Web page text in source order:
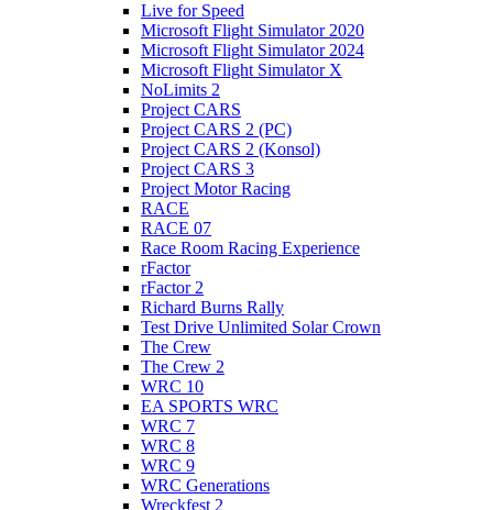
Live for Speed
Microsoft Flight Simulator 2020
Microsoft Flight Simulator 2024
Microsoft Flight Simulator X
NoLimits 2
Project CARS
Project CARS 2 (PC)
Project CARS 2 (Konsol)
Project CARS 3
Project Motor Racing
RACE
RACE 07
Race Room Racing Experience
rFactor
rFactor 2
Richard Burns Rally
Test Drive Unlimited Solar Crown
The Crew
The Crew 2
WRC 10
EA SPORTS WRC
WRC 7
WRC 8
WRC 9
WRC Generations
Wreckfest 2